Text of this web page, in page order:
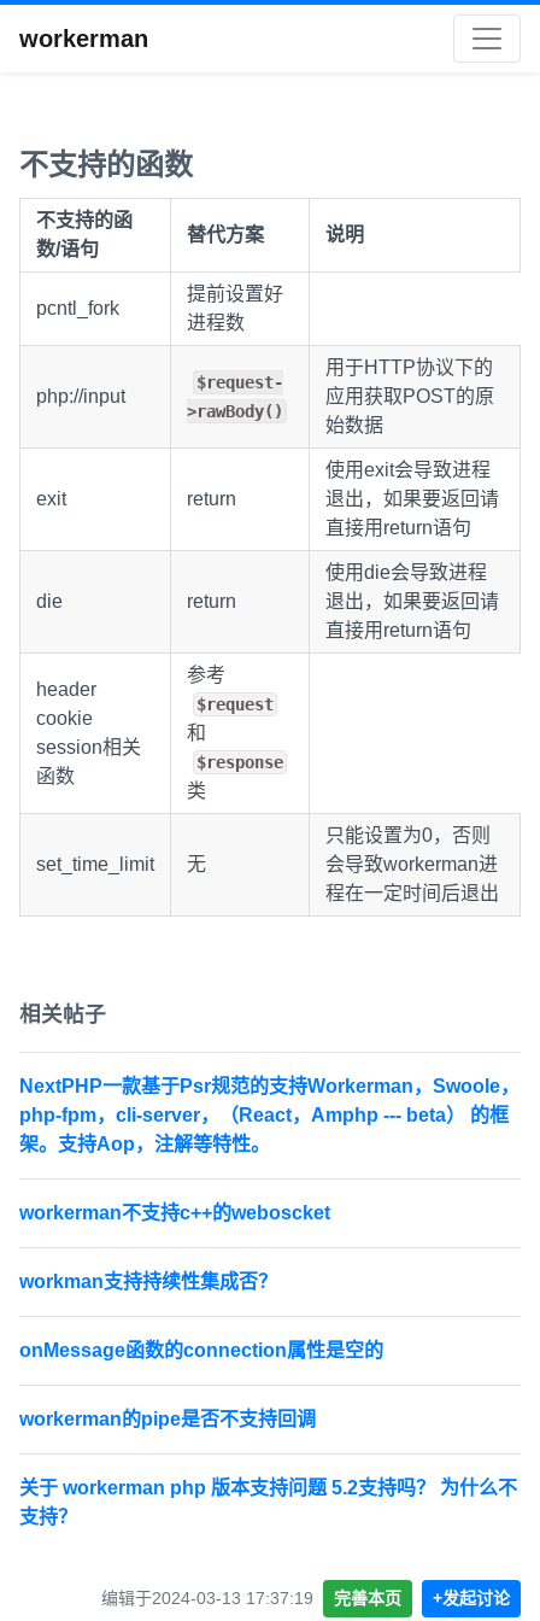
workerman
不支持的函数
不支持的函
数/语句
替代方案 说明
pcntl_fork
提前设置好
进程数
php://input
$request-
>rawBody()
用于HTTP协议下的
应用获取POST的原
始数据
exit return
使用exit会导致进程
退出，如果要返回请
直接用return语句
die return
使用die会导致进程
退出，如果要返回请
直接用return语句
header
cookie
session相关
函数
参考
$request
和
$response
类
set_time_limit 无
只能设置为0，否则
会导致workerman进
程在一定时间后退出
相关帖子
NextPHP一款基于Psr规范的支持Workerman，Swoole，
php-fpm，cli-server，（React，Amphp --- beta） 的框
架。支持Aop，注解等特性。
workerman不支持c++的weboscket
workman支持持续性集成否？
onMessage函数的connection属性是空的
workerman的pipe是否不支持回调
关于 workerman php 版本支持问题 5.2支持吗？ 为什么不
支持？
编辑于2024-03-13 17:37:19 完善本页 +发起讨论